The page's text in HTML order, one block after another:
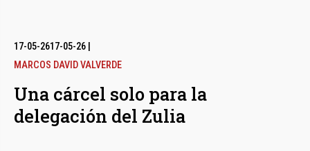
17-05-2617-05-26
MARCOS DAVID VALVERDE
Una cárcel solo para la
delegación del Zulia